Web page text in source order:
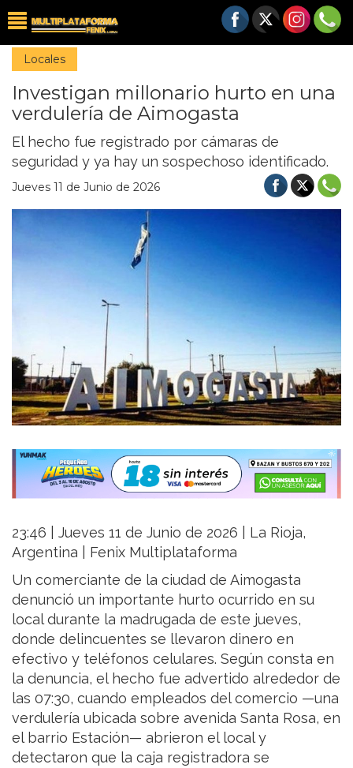
Locales
Investigan millonario hurto en una
verdulería de Aimogasta
El hecho fue registrado por cámaras de
seguridad y ya hay un sospechoso identificado.
Jueves 11 de Junio de 2026
23:46 | Jueves 11 de Junio de 2026 | La Rioja,
Argentina | Fenix Multiplataforma
Un comerciante de la ciudad de Aimogasta
denunció un importante hurto ocurrido en su
local durante la madrugada de este jueves,
donde delincuentes se llevaron dinero en
efectivo y teléfonos celulares. Según consta en
la denuncia, el hecho fue advertido alrededor de
las 07:30, cuando empleados del comercio —una
verdulería ubicada sobre avenida Santa Rosa, en
el barrio Estación— abrieron el local y
detectaron que la caja registradora se